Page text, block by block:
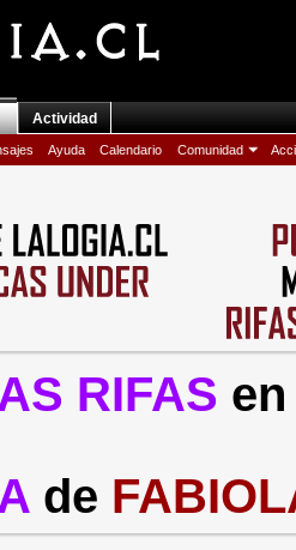
Ayuda Calendario Comunidad
Actividad
RIFAS en
de